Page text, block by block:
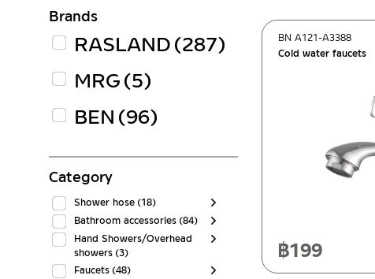
Cold water faucets
BN A121-A3388
฿199
Brands
RASLAND(287)
MRG(5)
BEN(96)
Category
Shower hose (18)
Bathroom accessories (84)
Hand Showers/Overhead
showers (3)
Faucets (48)